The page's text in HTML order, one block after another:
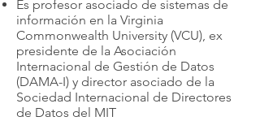
Es profesor asociado de sistemas de
información en la Virginia
Commonwealth University (VCU), ex
presidente de la Asociación
Internacional de Gestión de Datos
(DAMA-I) y director asociado de la
Sociedad Internacional de Directores
de Datos del MIT